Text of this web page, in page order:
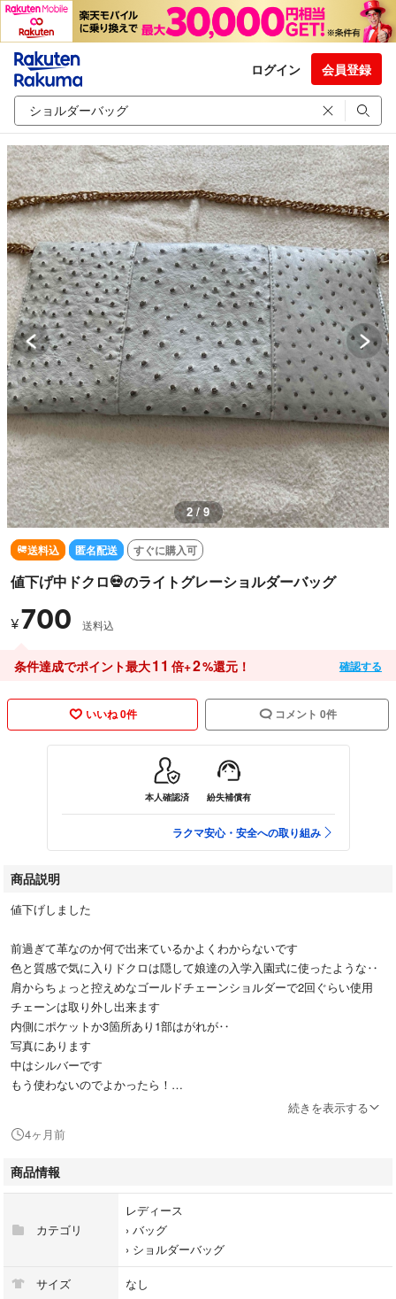
ログイン 会員登録
2 / 9
送料込 匿名配送 すぐに購入可
値下げ中ドクロ💀のライトグレーショルダーバッグ
¥700 送料込
条件達成でポイント最大11 倍+2%還元！ 確認する
いいね 0件 コメント 0件
本人確認済 紛失補償有
ラクマ安心・安全への取り組み
商品説明
値下げしました
前過ぎて革なのか何で出来ているかよくわからないです
色と質感で気に入りドクロは隠して娘達の入学入園式に使ったような‥
肩からちょっと控えめなゴールドチェーンショルダーで2回ぐらい使用
チェーンは取り外し出来ます
内側にポケットか3箇所あり1部はがれが‥
写真にあります
中はシルバーです
もう使わないのでよかったら！
よろしくお願いします♡
#ショルダーバッグ
#ドクロ💀グレーショルダー
続きを表示する
4ヶ月前
商品情報
カテゴリ
レディース
› バッグ
› ショルダーバッグ
サイズ なし